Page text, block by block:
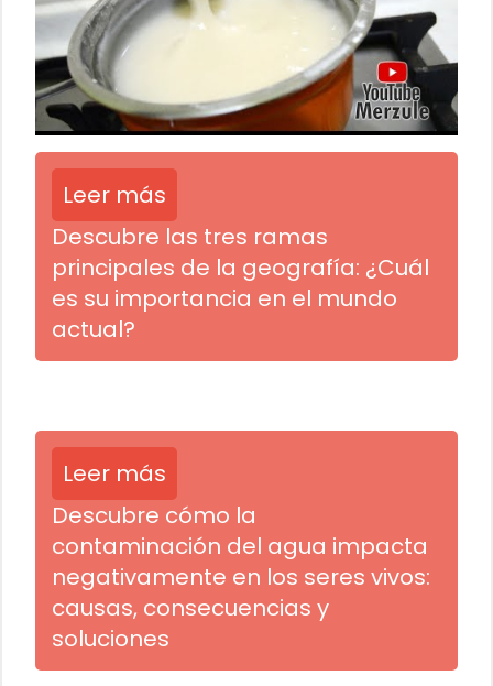
Leer más
Descubre las tres ramas
principales de la geografía: ¿Cuál
es su importancia en el mundo
actual?
Leer más
Descubre cómo la
contaminación del agua impacta
negativamente en los seres vivos:
causas, consecuencias y
soluciones